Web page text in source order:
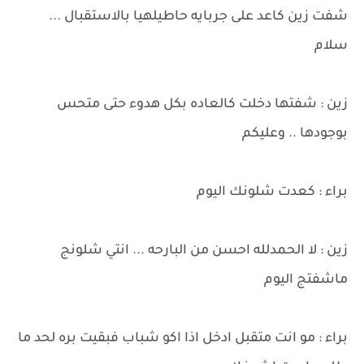
شفت زين كاعد على جربايه حاطيلهيا بالاستقبال ...
سلام
زين : شفتها دخلت كالعاده بكل هدوء حتى متحس
بوجودها .. وعليكم
براء : كعدت شلونك اليوم
زين : لا الحمدلله احسن من البارحه ... انتي شلونج
ماشفتج اليوم
براء : مو انت متقبل ادخل اذا اكو شباب فبقيت بره لحد ما